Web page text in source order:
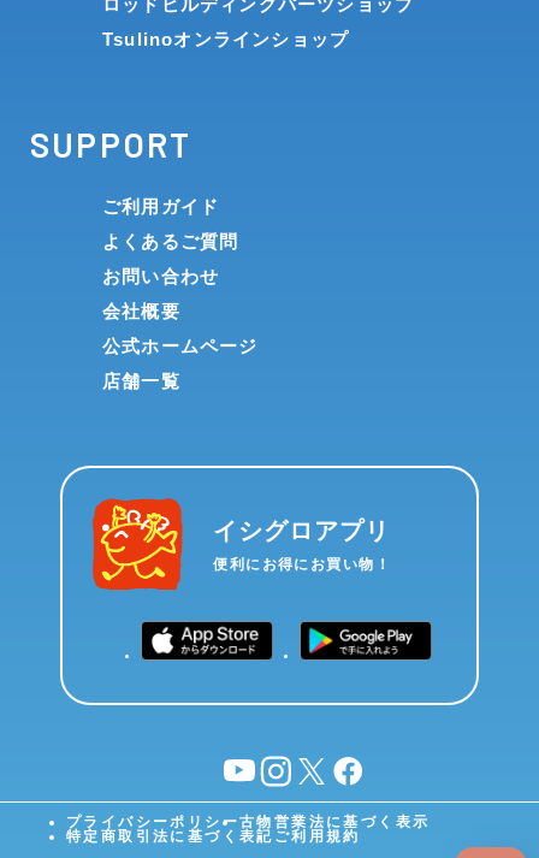
ロッドビルディングパーツショップ
Tsulinoオンラインショップ
SUPPORT
ご利用ガイド
よくあるご質問
お問い合わせ
会社概要
公式ホームページ
店舗一覧
イシグロアプリ
便利にお得にお買い物！
YouTubeinstagram
X facebook
プライバシーポリシー古物営業法に基づく表示
特定商取引法に基づく表記 ご利用規約